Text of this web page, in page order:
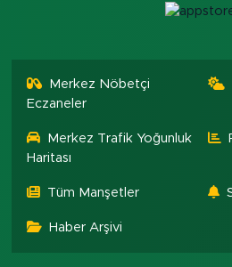
Merkez Nöbetçi
Eczaneler
Merkez Trafik Yoğunluk
Haritası
Tüm Manşetler
Haber Arşivi